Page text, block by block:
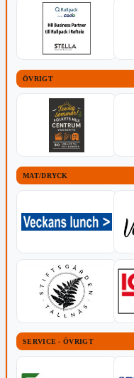
ÖVRIGT
MAT/DRYCK
SERVICE - ÖVRIGT